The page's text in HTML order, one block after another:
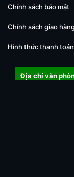
Chính sách bảo mật
Chính sách giao
Hình thức thanh toán
Địa chỉ văn